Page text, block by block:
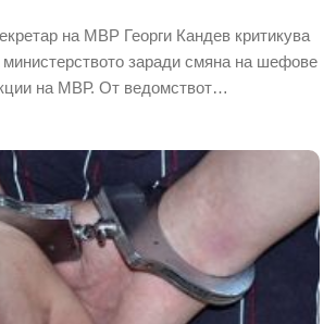
на МВР Георги Кандев критикува
министерството заради смяна на шефове
на МВР. От ведомствот…